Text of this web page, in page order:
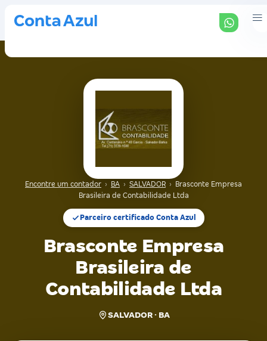
Encontre um contador › BA › SALVADOR ›
Brasconte Empresa
Brasileira de Contabilidade Ltda
Parceiro certificado Conta Azul
Brasconte Empresa
Brasileira de
Contabilidade Ltda
SALVADOR · BA